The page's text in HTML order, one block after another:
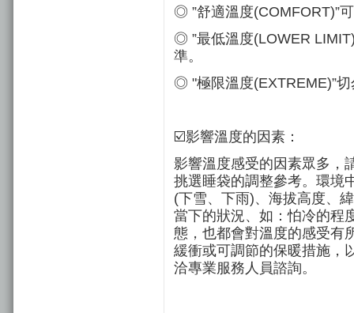
◎ ”舒適溫度(COMFORT)”
◎ ”最低溫度(LOWER
準。
◎ "極限溫度(EXTREME)”
☑️影響溫度的因素：
影響溫度感受的因素眾多，
挑選睡袋的調整參考。環境
(下雪、下雨)、海拔高度、
當下的狀況、如：怕冷的程
態，也都會對溫度的感受有
緩衝或可調節的保暖措施，
洽專業服務人員諮詢。